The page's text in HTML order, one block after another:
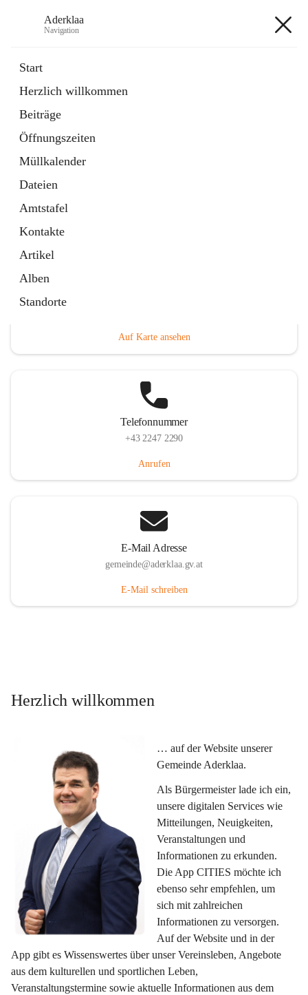
Aderklaa
Navigation
Start
Herzlich willkommen
Beiträge
Öffnungszeiten
Müllkalender
Dateien
Amtstafel
Kontakte
Artikel
Alben
Standorte
6 Schnellzugriffe
Gemeinde
3 Schnellzugriffe
Auf Karte ansehen
Telefonnummer
+43 2247 2290
Anrufen
E-Mail Adresse
gemeinde@aderklaa.gv.at
E-Mail schreiben
Herzlich willkommen
… auf der Website unserer
Gemeinde Aderklaa.
Als Bürgermeister lade ich ein,
unsere digitalen Services wie
Mitteilungen, Neuigkeiten,
Veranstaltungen und
Informationen zu erkunden.
Die App CITIES möchte ich
ebenso sehr empfehlen, um
sich mit zahlreichen
Informationen zu versorgen.
Auf der Website und in der
App gibt es Wissenswertes über unser Vereinsleben, Angebote
aus dem kulturellen und sportlichen Leben,
Veranstaltungstermine sowie aktuelle Informationen aus dem